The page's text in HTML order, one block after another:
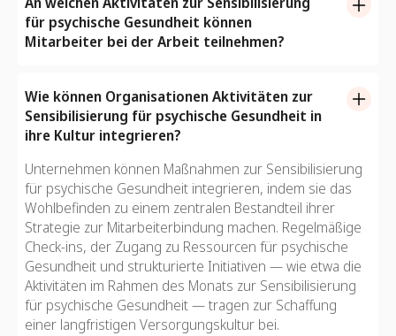
Die Aktivitäten des Goodera-Monats zur Sensibilisierung
für psychische Gesundheit sollen Organisationen dabei
Gespräche, reduziert das Stigma und unterstützt das
Wohlbefinden der Mitarbeiter. Aktivitäten wie
Engagement ermöglichen es den Mitarbeitern, der
psychischen Gesundheit am Arbeitsplatz und außerhalb
des Arbeitsplatzes Priorität einzuräumen.
für psychische Gesundheit können
Mitarbeiter bei der Arbeit teilnehmen?
Fachleuten für psychische Gesundheit organisieren,
Dankbarkeitsübungen veranstalten oder
Selbsthilfegruppen einrichten. Freiwilligenarbeit am
gemeinnütziger Organisationen im Bereich der
psychischen Gesundheit, ist eine weitere großartige
Möglichkeit, um Wirkung zu erzielen und gleichzeitig
einen offenen Dialog über psychisches Wohlbefinden zu
fördern.
Wie können Organisationen Aktivitäten zur
Sensibilisierung für psychische Gesundheit in
ihre Kultur integrieren?
Unternehmen können Maßnahmen zur Sensibilisierung
für psychische Gesundheit integrieren, indem sie das
Wohlbefinden zu einem zentralen Bestandteil ihrer
Strategie zur Mitarbeiterbindung machen. Regelmäßige
Check-ins, der Zugang zu Ressourcen für psychische
Gesundheit und strukturierte Initiativen — wie etwa die
Aktivitäten im Rahmen des Monats zur Sensibilisierung
für psychische Gesundheit — tragen zur Schaffung
einer langfristigen Versorgungskultur bei.